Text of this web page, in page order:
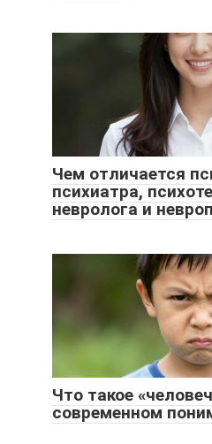
Чем отличается
психиатра,
невролога и
Что такое
современном